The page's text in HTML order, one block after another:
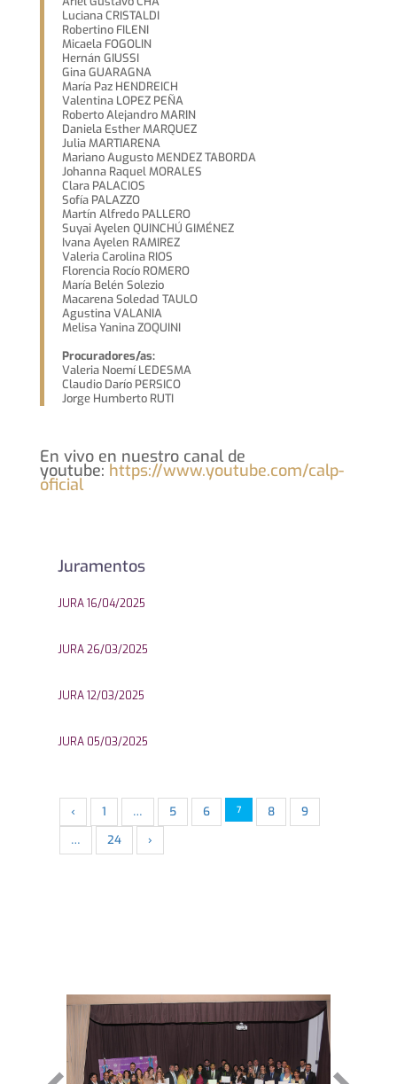
Luciana CRISTALDI
Robertino FILENI
Micaela FOGOLIN
Hernán GIUSSI
Gina GUARAGNA
María Paz HENDREICH
Valentina LOPEZ PEÑA
Roberto Alejandro MARIN
Daniela Esther MARQUEZ
Julia MARTIARENA
Mariano Augusto MENDEZ TABORDA
Johanna Raquel MORALES
Clara PALACIOS
Sofía PALAZZO
Martín Alfredo PALLERO
Suyai Ayelen QUINCHÚ GIMÉNEZ
Ivana Ayelen RAMIREZ
Valeria Carolina RIOS
Florencia Rocío ROMERO
María Belén Solezio
Macarena Soledad TAULO
Agustina VALANIA
Melisa Yanina ZOQUINI
Procuradores/as:
Valeria Noemí LEDESMA
Claudio Darío PERSICO
Jorge Humberto RUTI
En vivo en nuestro canal de
youtube: https://www.youtube.com/calp-
oficial
Juramentos
JURA 16/04/2025
JURA 26/03/2025
JURA 12/03/2025
JURA 05/03/2025
‹ 1 … 5 6 7 8
9
…
24 ›